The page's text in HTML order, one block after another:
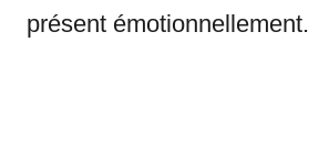
présent émotionnellement.